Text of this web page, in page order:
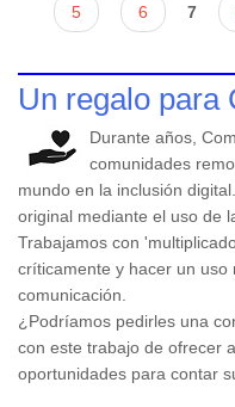
5 6 7
Un regalo para
Durante años,
comunidades
mundo en la inclusión
original mediante el uso de
Trabajamos con
críticamente y hacer un
comunicación.
¿Podríamos pedirles una
con este trabajo de ofrecer
oportunidades para contar